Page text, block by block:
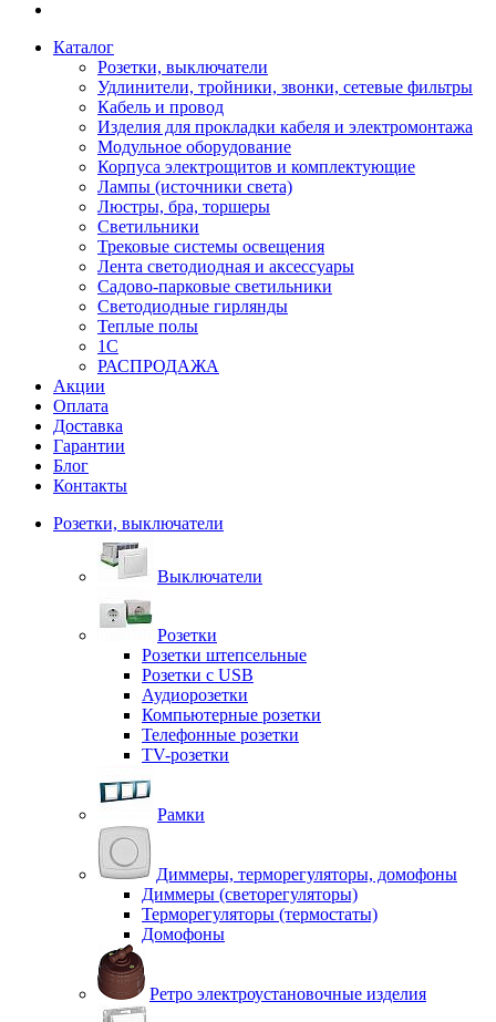
Каталог
Розетки, выключатели
Удлинители, тройники, звонки, сетевые фильтры
Кабель и провод
Изделия для прокладки кабеля и электромонтажа
Модульное оборудование
Корпуса электрощитов и комплектующие
Лампы (источники света)
Люстры, бра, торшеры
Светильники
Трековые системы освещения
Лента светодиодная и аксессуары
Садово-парковые светильники
Светодиодные гирлянды
Теплые полы
1С
РАСПРОДАЖА
Акции
Оплата
Доставка
Гарантии
Блог
Контакты
Розетки, выключатели
Выключатели
Розетки
Розетки штепсельные
Розетки с USB
Аудиорозетки
Компьютерные розетки
Телефонные розетки
TV-розетки
Рамки
Диммеры, терморегуляторы, домофоны
Диммеры (светорегуляторы)
Терморегуляторы (термостаты)
Домофоны
Ретро электроустановочные изделия